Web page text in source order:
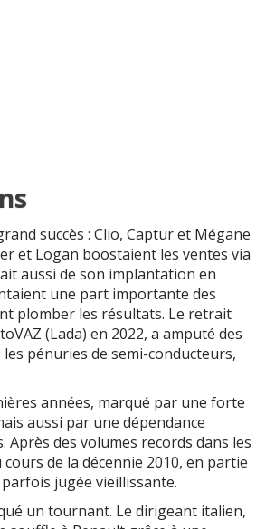
succès : Clio, Captur et Mégane
et Logan boostaient les ventes via
aussi de son implantation en
une part importante des
plomber les résultats. Le retrait
(Lada) en 2022, a amputé des
pénuries de semi-conducteurs,
années, marqué par une forte
aussi par une dépendance
des volumes records dans les
de la décennie 2010, en partie
jugée vieillissante.
un tournant. Le dirigeant italien,